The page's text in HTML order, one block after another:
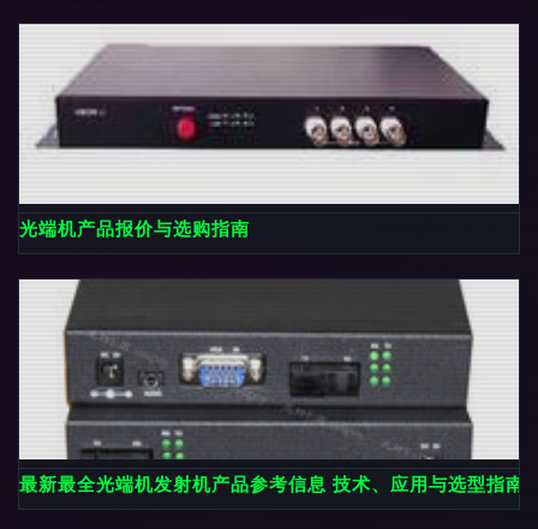
光端机产品报价与选购指南
最新最全光端机发射机产品参考信息 技术、应用与选型指南